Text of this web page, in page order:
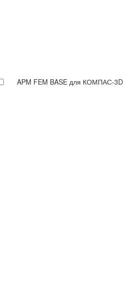
APM FEM BASE для КОМПАС-3D